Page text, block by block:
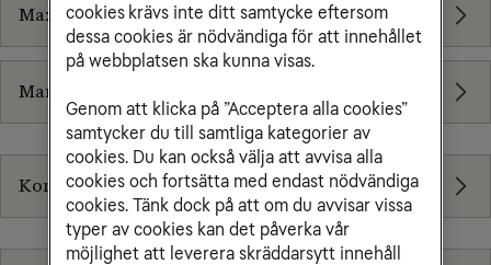
Maximal hastighet
Manualer
Bredband via 5G
Kom igång
Mobilt bredband
cookies krävs inte ditt samtycke eftersom
dessa cookies är nödvändiga för att innehållet
på webbplatsen ska kunna visas.
Genom att klicka på ”Acceptera alla cookies”
samtycker du till samtliga kategorier av
cookies. Du kan också välja att avvisa alla
cookies och fortsätta med endast nödvändiga
cookies. Tänk dock på att om du avvisar vissa
typer av cookies kan det påverka vår
möjlighet att leverera skräddarsytt innehåll